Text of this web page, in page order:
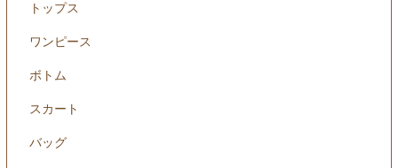
トップス
ワンピース
ボトム
スカート
バッグ